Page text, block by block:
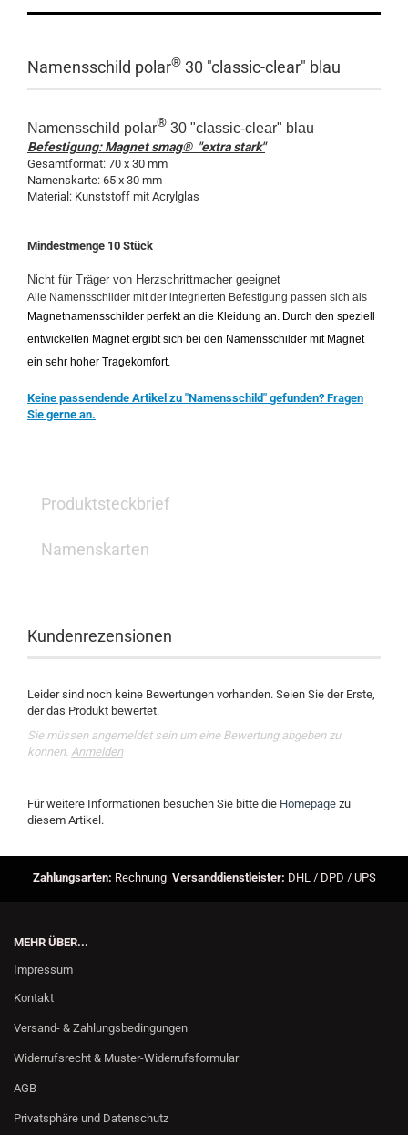
Namensschild polar® 30 "classic-clear" blau
Namensschild polar® 30 "classic-clear" blau
Befestigung: Magnet smag® "extra stark"
Gesamtformat: 70 x 30 mm
Namenskarte: 65 x 30 mm
Material: Kunststoff mit Acrylglas
Mindestmenge 10 Stück
Nicht für Träger von Herzschrittmacher geeignet
Alle Namensschilder mit der integrierten Befestigung passen sich als
Magnetnamensschilder perfekt an die Kleidung an. Durch den speziell
entwickelten Magnet ergibt sich bei den Namensschilder mit Magnet
ein sehr hoher Tragekomfort.
Keine passendende Artikel zu "Namensschild" gefunden? Fragen
Sie gerne an.
Produktsteckbrief
Namenskarten
Kundenrezensionen
Leider sind noch keine Bewertungen vorhanden. Seien Sie der Erste,
der das Produkt bewertet.
Sie müssen angemeldet sein um eine Bewertung abgeben zu
können. Anmelden
Für weitere Informationen besuchen Sie bitte die Homepage zu
diesem Artikel.
Zahlungsarten: Rechnung Versanddienstleister: DHL / DPD / UPS
MEHR ÜBER...
Impressum
Kontakt
Versand- & Zahlungsbedingungen
Widerrufsrecht & Muster-Widerrufsformular
AGB
Privatsphäre und Datenschutz